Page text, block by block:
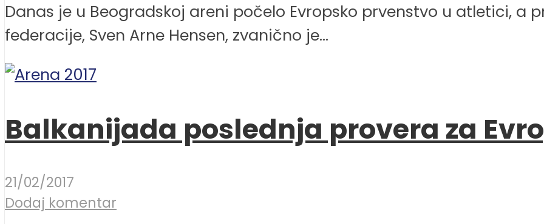
Danas je u Beogradskoj areni počelo Evropsko prvenstvo u atletici, a
federacije, Sven Arne Hensen, zvanično je...
Balkanijada poslednja provera za
21/02/2017
Dodaj komentar